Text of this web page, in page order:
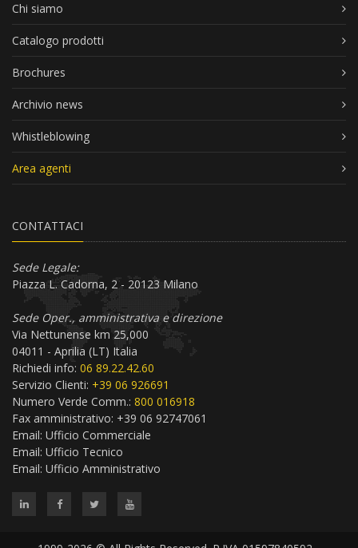
Chi siamo
Catalogo prodotti
Brochures
Archivio news
Whistleblowing
Area agenti
CONTATTACI
Sede Legale:
Piazza L. Cadorna, 2 - 20123 Milano
Sede Oper., amministrativa e direzione
Via Nettunense km 25,000
04011 - Aprilia (LT) Italia
Richiedi info: 06 89.22.42.60
Servizio Clienti: +39 06 926691
Numero Verde Comm.: 800 016918
Fax amministrativo: +39 06 92747061
Email: Ufficio Commerciale
Email: Ufficio Tecnico
Email: Ufficio Amministrativo